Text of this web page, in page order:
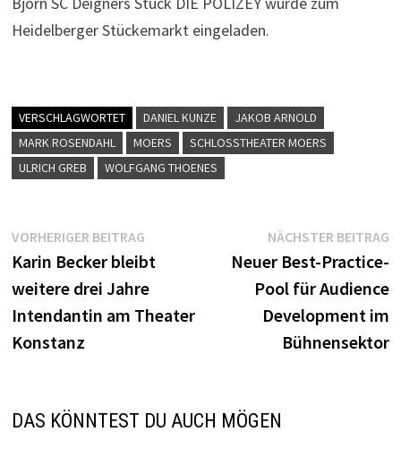
Heidelberger Stückemarkt eingeladen.
VERSCHLAGWORTET DANIEL KUNZE
JAKOB ARNOLD
MARK ROSENDAHL
MOERS
SCHLOSSTHEATER MOERS
ULRICH GREB
WOLFGANG THOENES
Beitragsnavigation
VORHERIGER BEITRAG
Beitrag:
Karin Becker bleibt
weitere drei Jahre
Intendantin am Theater
Konstanz
NÄCHSTER BEITRAG
Neuer Best-Practice-
Pool für Audience
Development im
Bühnensektor
DAS KÖNNTEST DU AUCH MÖGEN